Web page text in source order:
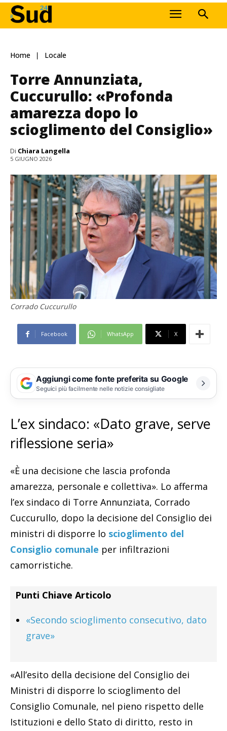
Home Locale
Torre Annunziata,
Cuccurullo: «Profonda
amarezza dopo lo
scioglimento del Consiglio»
Di Chiara Langella
5 GIUGNO 2026
Corrado Cuccurullo
Facebook WhatsApp X
Aggiungi come fonte preferita su Google
Seguici più facilmente nelle notizie consigliate
L’ex sindaco: «Dato grave, serve
riflessione seria»
«È una decisione che lascia profonda
amarezza, personale e collettiva». Lo afferma
l’ex sindaco di Torre Annunziata, Corrado
Cuccurullo, dopo la decisione del Consiglio dei
ministri di disporre lo scioglimento del
Consiglio comunale per infiltrazioni
camorristiche.
Punti Chiave Articolo
«Secondo scioglimento consecutivo, dato
grave»
«All’esito della decisione del Consiglio dei
Ministri di disporre lo scioglimento del
Consiglio Comunale, nel pieno rispetto delle
Istituzioni e dello Stato di diritto, resto in